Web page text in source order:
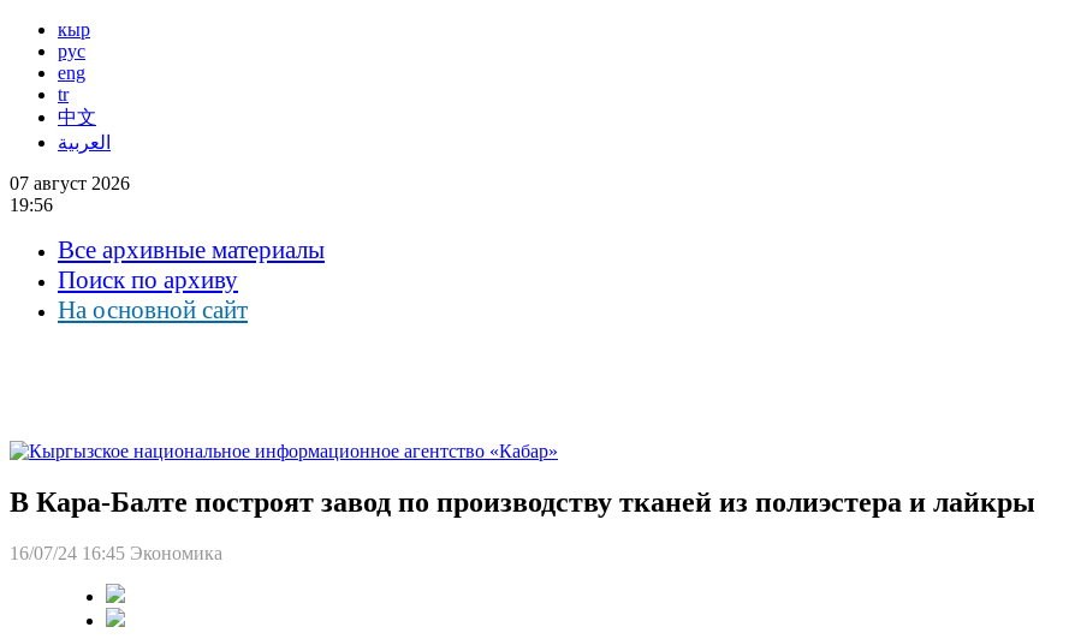
кыр
рус
eng
tr
中文
العربية
07 август 2026
19:56
Все архивные материалы
Поиск по архиву
На основной сайт
В Кара-Балте построят завод по производству тканей из полиэстера и лайкры
16/07/24 16:45 Экономика